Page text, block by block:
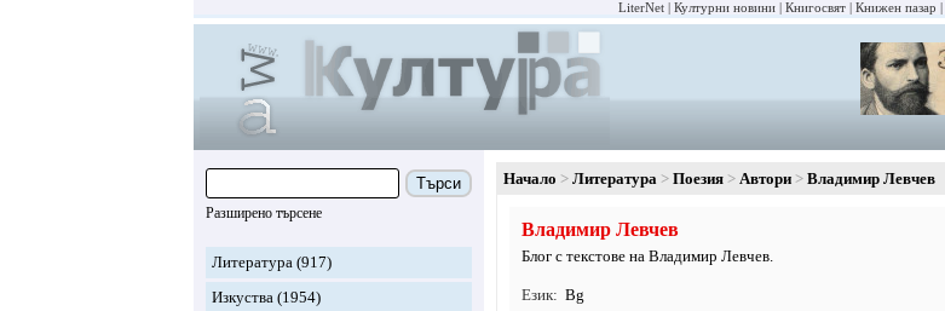
LiterNet Културни новини Книгосвят Книжен пазар
Търси
Разширено търсене
Литература (917)
Изкуства (1954)
Начало Литература Поезия Автори Владимир Левчев
Владимир Левчев
Блог с текстове на Владимир Левчев.
Език
Bg